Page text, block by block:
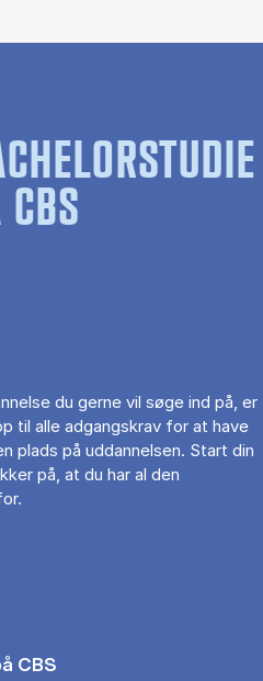
CBS
du gerne vil søge ind på, er
til alle adgangskrav for at have
plads på uddannelsen. Start din
på, at du har al den
CBS